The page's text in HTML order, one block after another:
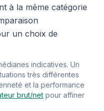
à la même catégorie
un choix de
indicatives. Un
très différentes
et la performance
brut/net pour affiner